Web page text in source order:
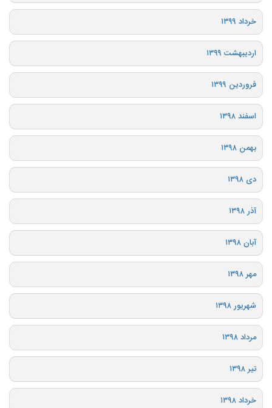
خرداد ۱۳۹۹
اردیبهشت ۱۳۹۹
فروردین ۱۳۹۹
اسفند ۱۳۹۸
بهمن ۱۳۹۸
دی ۱۳۹۸
آذر ۱۳۹۸
آبان ۱۳۹۸
مهر ۱۳۹۸
شهریور ۱۳۹۸
مرداد ۱۳۹۸
تیر ۱۳۹۸
خرداد ۱۳۹۸